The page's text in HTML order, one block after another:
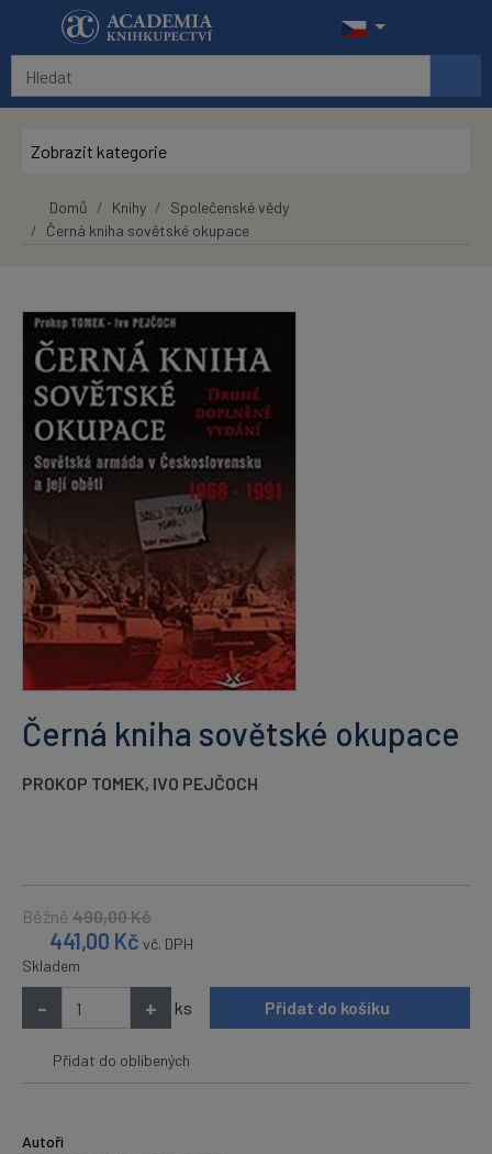
Přeskočit na hlavní obsah
Zobrazit kategorie
Domů Knihy
Společenské vědy
Černá kniha sovětské okupace
Černá kniha sovětské okupace
PROKOP TOMEK, IVO PEJČOCH
Běžně 490,00Kč
441,00 Kč vč. DPH
Skladem
- + ks Přidat do košíku
Přidat do oblíbených
Autoři